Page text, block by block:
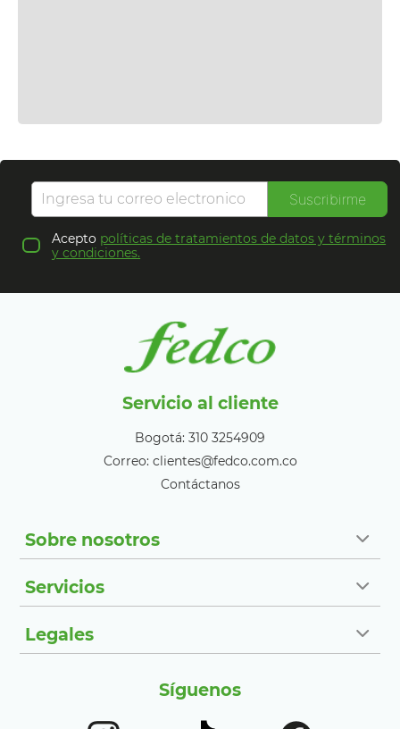
Suscribirme
Acepto políticas de tratamientos de datos y términos
y condiciones.
Servicio al cliente
Bogotá: 310 3254909
Correo: clientes@fedco.com.co
Contáctanos
Sobre nosotros
Servicios
Legales
Síguenos